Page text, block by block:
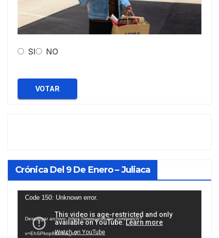
SI NO
VOTAR
Crónica Del 9 De Enero – Juliaca
Reproductor
vídeo
Code 150: Unknown error.
Descargar archivo: https://www.youtube.com/watch?
v=EhSPkop8KPY&_=2